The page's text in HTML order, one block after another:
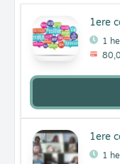
1ere
1
1ere
1